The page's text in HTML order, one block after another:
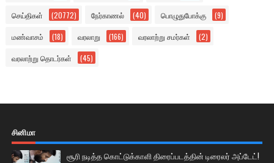
செய்திகள் (20772) நேர்காணல் (40) பொழுதுபோக்கு (9)
மண்வாசம் (18) வரலாறு (166) வரலாற்று சமர்கள் (2)
வரலாற்று தொடர்கள் (45)
சினிமா
சூரி நடித்த கொட்டுக்காளி திரைப்படத்தின் டிரைலர் அப்டேட்!